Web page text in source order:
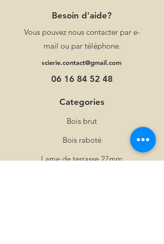
Besoin d'aide?
Vous pouvez nous contacter par e-
mail ou par téléphone.
scierie.contact@gmail.com
06 16 84 52 48
Categories
Bois brut
Bois raboté
Lame de terrasse 27mm